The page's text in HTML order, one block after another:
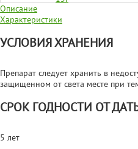
Описание
Характеристики
УСЛОВИЯ ХРАНЕНИЯ
Препарат следует хранить в
защищенном от света месте при
СРОК ГОДНОСТИ ОТ
5 лет